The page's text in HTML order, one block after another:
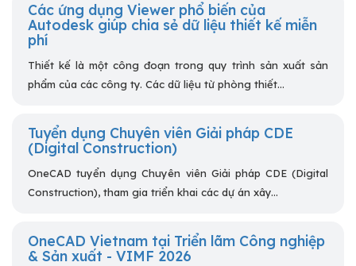
Các ứng dụng Viewer phổ biến của
Autodesk giúp chia sẻ dữ liệu thiết kế miễn
phí
Thiết kế là một công đoạn trong quy trình sản xuất sản
phẩm của các công ty. Các dữ liệu từ phòng thiết...
Tuyển dụng Chuyên viên Giải pháp CDE
(Digital Construction)
OneCAD tuyển dụng Chuyên viên Giải pháp CDE (Digital
Construction), tham gia triển khai các dự án xây...
OneCAD Vietnam tại Triển lãm Công nghiệp
& Sản xuất - VIMF 2026